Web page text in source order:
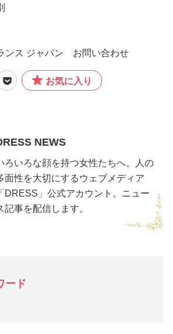
ンス ジャパン お問い合わせ
お気に入り
NEWS
ろいろな顔を持つ女性たちへ。人の
面性を大切にするウェブメディア
「DRESS」公式アカウント。ニュー
記事を配信します。
ード